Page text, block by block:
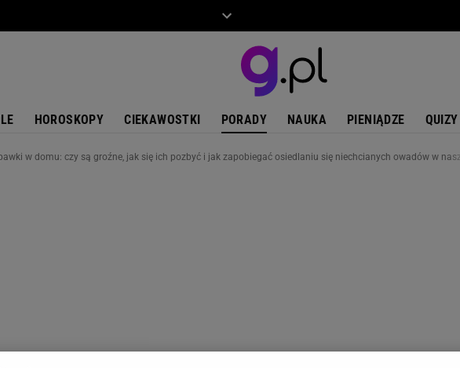
HOROSKOPY CIEKAWOSTKI PORADY NAUKA PIENIĄDZE QUIZY
w domu: czy są groźne, jak się ich pozbyć i jak zapobiegać osiedlaniu się niechcianych owadów w